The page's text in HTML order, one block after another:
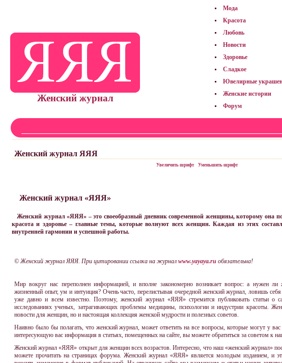
Женский журнал
Мода
Красота
Любовь
Новости
Здоровье
Сладкое
Ювелирные
Женские истории
Форум
Женский журнал ЯЯЯ
Увеличить шрифт Уменьшить шрифт
Женский журнал «ЯЯЯ»
Женский журнал «ЯЯЯ» – это своеобразный дневник современной женщины, которому она
красота и здоровье – главные темы, которые волнуют всех женщин. Каждая из этих
внутренней гармонии и успешной работы.
© Женский журнал ЯЯЯ. При цитировании ссылка на журнал www.yayaya.ru обязательна!
Мир вокруг нас переполнен информацией, и вполне закономерно возникает вопрос: а нужен
жизненный опыт, ум и интуиция? Очень часто, перелистывая очередной женский журнал, ловишь
уже давно и всем известно. Поэтому, женский журнал «ЯЯЯ» стремится публиковать статьи
исследованиях ученых, затрагивающих проблемы медицины, психологии и индустрии красоты.
новости для женщин, но и настоящая коллекция женской мудрости и полезных советов.
Наивно было бы полагать, что женский журнал, может ответить на все вопросы, которые могут у
интересующую вас информация в статьях, помещенных на сайте, вы можете обратиться за советом к
Женский журнал «ЯЯЯ» открыт для женщин всех возрастов. Интересно, что наш «женский журнал»
можете прочитать на страницах форума. Женский журнал «ЯЯЯ» является молодым изданием, и